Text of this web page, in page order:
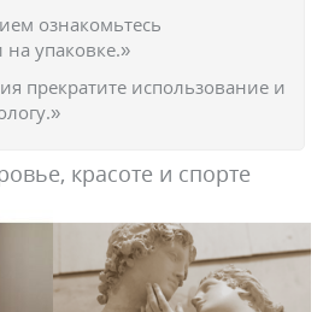
ознакомьтесь
упаковке.»
прекратите использование и
красоте и спорте